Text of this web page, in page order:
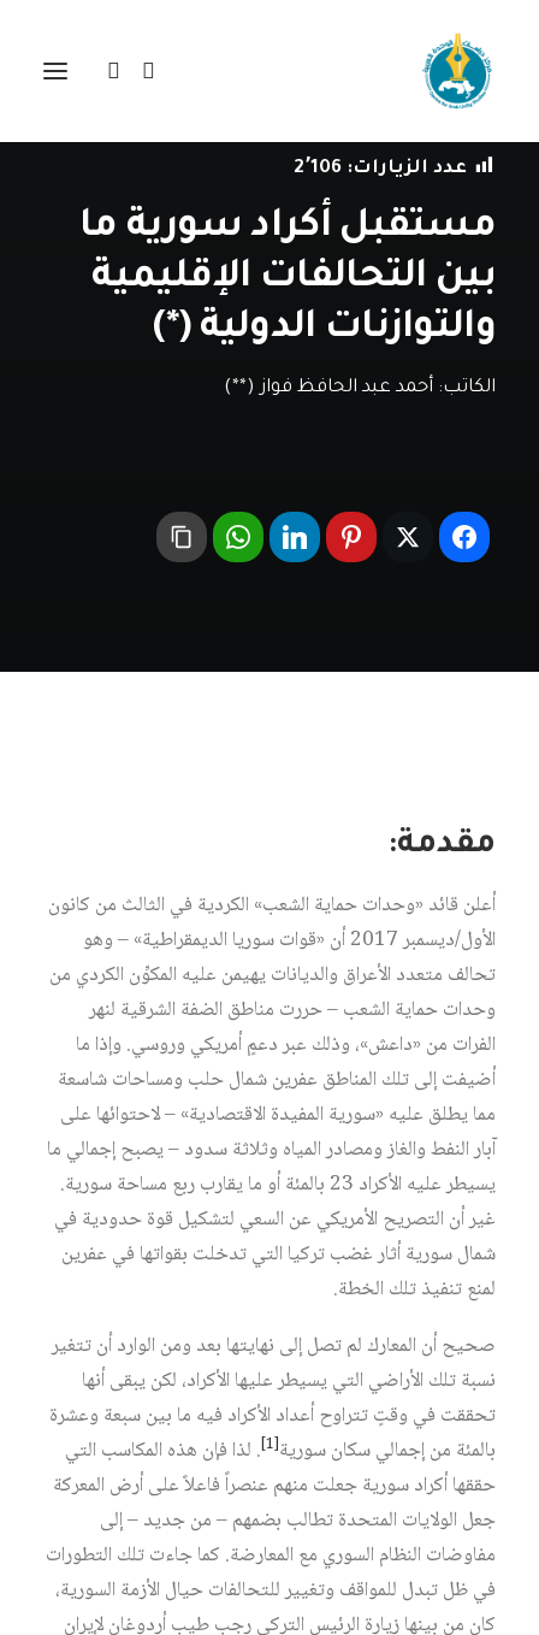
فيدراسات
عدد الزيارات: 2٬106
مستقبل أكراد سورية ما
بين التحالفات الإقليمية
والتوازنات الدولية (*)
الكاتب: أحمد عبد الحافظ فواز (**)
مقدمة:
أعلن قائد «وحدات حماية الشعب» الكردية في الثالث من كانون
الأول/ديسمبر 2017 أن «قوات سوريا الديمقراطية» – وهو
تحالف متعدد الأعراق والديانات يهيمن عليه المكوِّن الكردي من
وحدات حماية الشعب – حررت مناطق الضفة الشرقية لنهر
الفرات من «داعش»، وذلك عبر دعمٍ أمريكي وروسي. وإذا ما
أضيفت إلى تلك المناطق عفرين شمال حلب ومساحات شاسعة
مما يطلق عليه «سورية المفيدة الاقتصادية» – لاحتوائها على
آبار النفط والغاز ومصادر المياه وثلاثة سدود – يصبح إجمالي ما
يسيطر عليه الأكراد 23 بالمئة أو ما يقارب ربع مساحة سورية.
غير أن التصريح الأمريكي عن السعي لتشكيل قوة حدودية في
شمال سورية أثار غضب تركيا التي تدخلت بقواتها في عفرين
لمنع تنفيذ تلك الخطة.
صحيح أن المعارك لم تصل إلى نهايتها بعد ومن الوارد أن تتغير
نسبة تلك الأراضي التي يسيطر عليها الأكراد، لكن يبقى أنها
تحققت في وقتٍ تتراوح أعداد الأكراد فيه ما بين سبعة وعشرة
بالمئة من إجمالي سكان سورية[1] . لذا فإن هذه المكاسب التي
حققها أكراد سورية جعلت منهم عنصراً فاعلاً على أرض المعركة
جعل الولايات المتحدة تطالب بضمهم – من جديد – إلى
مفاوضات النظام السوري مع المعارضة. كما جاءت تلك التطورات
في ظل تبدل للمواقف وتغيير للتحالفات حيال الأزمة السورية،
كان من بينها زيارة الرئيس التركي رجب طيب أردوغان لإيران